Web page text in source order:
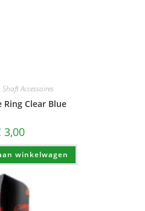
Shaft Accessoires
Ring Clear Blue
3,00
winkelwagen